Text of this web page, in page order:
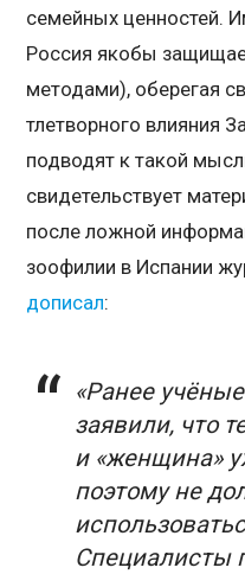
семейных ценностей.
Россия якобы
методами), оберегая
тлетворного влияния
подводят к такой
свидетельствует
после ложной
зоофилии в Испании
дописал:
«Ранее
заявили, что
и «женщина»
поэтому не
Специалисты